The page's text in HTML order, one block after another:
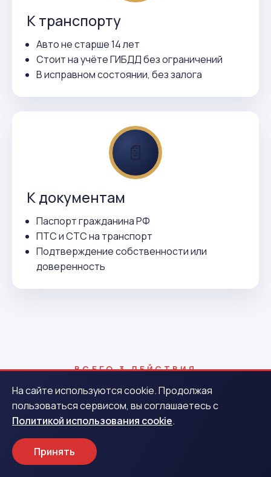
К транспорту
Авто не старше 14 лет
Стоит на учёте ГИБДД без ограничений
В исправном состоянии, без залога
📄
К документам
Паспорт гражданина РФ
ПТС и СТС на транспорт
Подтверждение собственности или
доверенность
ВСЕГО 3 ДЕЙСТВИЯ
Как получить деньги в Мысках
1
Заявка
На сайте используются cookie. Продолжая
пользоваться сервисом, вы соглашаетесь с
Политикой использования cookie.
Принять